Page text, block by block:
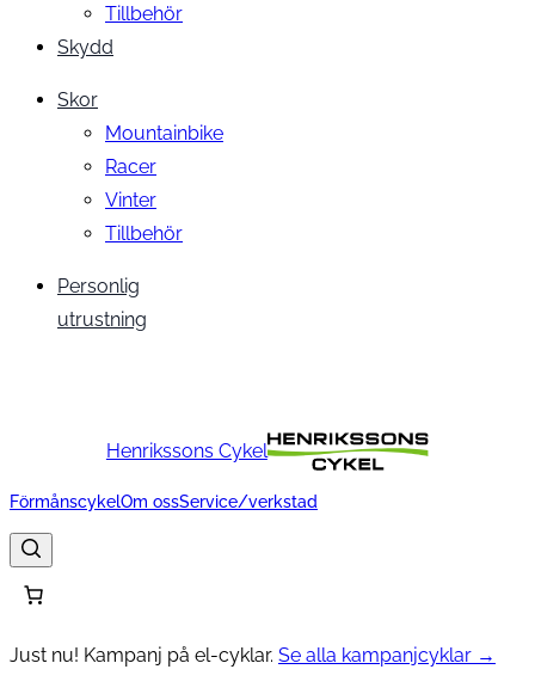
Tillbehör
Skydd
Skor
Mountainbike
Racer
Vinter
Tillbehör
Personlig
utrustning
Henrikssons Cykel
FörmånscykelOm ossService/verkstad
Just nu! Kampanj på el-cyklar. Se alla kampanjcyklar →